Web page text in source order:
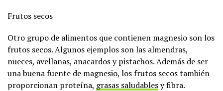
Frutos secos
Otro grupo de alimentos que contienen magnesio son los
frutos secos. Algunos ejemplos son las almendras,
nueces, avellanas, anacardos y pistachos. Además de ser
una buena fuente de magnesio, los frutos secos también
proporcionan proteína, grasas saludablesy fibra.